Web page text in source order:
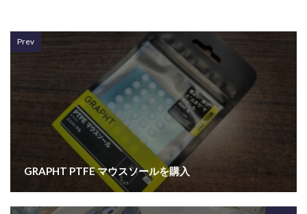
Prev
GRAPHT PTFE マウスソールを購入